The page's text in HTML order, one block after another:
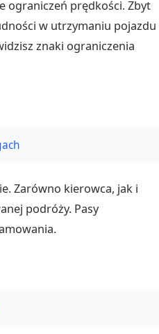
ograniczeń prędkości. Zbyt
w utrzymaniu pojazdu
znaki ograniczenia
Zarówno kierowca, jak i
podróży. Pasy